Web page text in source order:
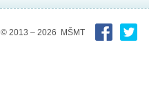
© 2013 – 2026 MŠMT